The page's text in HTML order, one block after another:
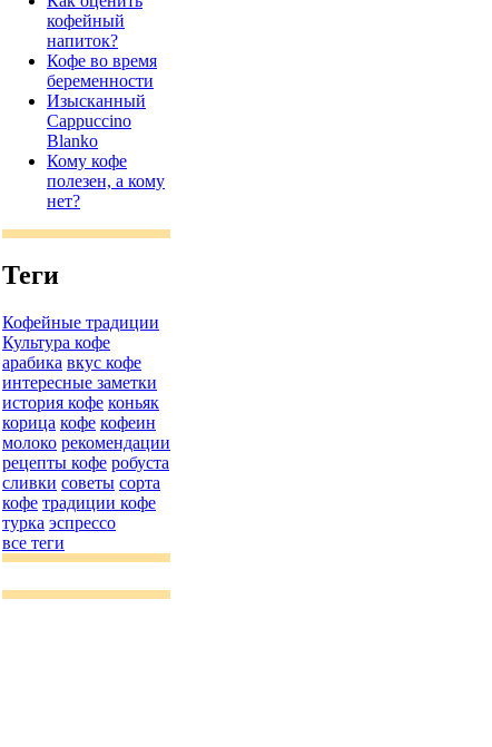
кофейный
напиток?
Кофе во время
беременности
Изысканный
Cappuccino
Blanko
Кому кофе
полезен, а кому
нет?
Теги
Кофейные традиции
Культура кофе
арабика вкус кофе
интересные заметки
история кофе коньяк
корица кофе кофеин
молоко рекомендации
рецепты кофе робуста
сливки советы сорта
кофе традиции кофе
турка эспрессо
все теги